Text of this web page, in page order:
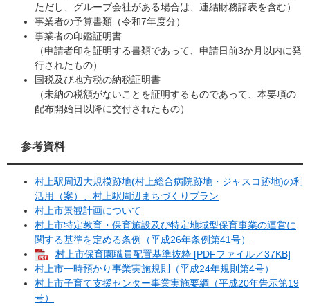
ただし、グループ会社がある場合は、連結財務諸表を含む）
事業者の予算書類（令和7年度分）
事業者の印鑑証明書
（申請者印を証明する書類であって、申請日前3か月以内に発
行されたもの）
国税及び地方税の納税証明書
（未納の税額がないことを証明するものであって、本要項の
配布開始日以降に交付されたもの）
参考資料
村上駅周辺大規模跡地(村上総合病院跡地・ジャスコ跡地)の利
活用（案）、村上駅周辺まちづくりプラン
村上市景観計画について
村上市特定教育・保育施設及び特定地域型保育事業の運営に
関する基準を定める条例（平成26年条例第41号）
村上市保育園職員配置基準抜粋 [PDFファイル／37KB]
村上市一時預かり事業実施規則（平成24年規則第4号）
村上市子育て支援センター事業実施要綱（平成20年告示第19
号）